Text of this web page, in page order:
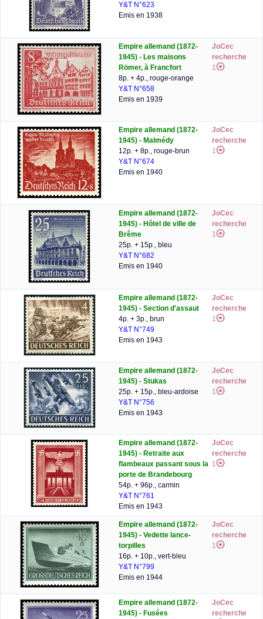
Y&T N°623
Emis en 1938
Empire allemand (1872-
1945) - Les maisons
Römer, à Francfort
8p. + 4p., rouge-orange
Y&T N°658
Emis en 1939
JoCec
recherche
1
Empire allemand (1872-
1945) - Malmédy
12p. + 8p., rouge-brun
Y&T N°674
Emis en 1940
JoCec
recherche
1
Empire allemand (1872-
1945) - Hôtel de ville de
Brême
25p. + 15p., bleu
Y&T N°682
Emis en 1940
JoCec
recherche
1
Empire allemand (1872-
1945) - Section d'assaut
4p. + 3p., brun
Y&T N°749
Emis en 1943
JoCec
recherche
1
Empire allemand (1872-
1945) - Stukas
25p. + 15p., bleu-ardoise
Y&T N°756
Emis en 1943
JoCec
recherche
1
Empire allemand (1872-
1945) - Retraite aux
flambeaux passant sous la
porte de Brandebourg
54p. + 96p., carmin
Y&T N°761
Emis en 1943
JoCec
recherche
1
Empire allemand (1872-
1945) - Vedette lance-
torpilles
16p. + 10p., vert-bleu
Y&T N°799
Emis en 1944
JoCec
recherche
1
Empire allemand (1872-
1945) - Fusées
JoCec
recherche